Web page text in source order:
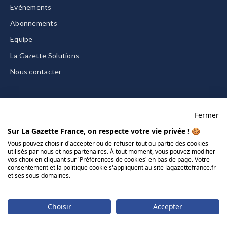
Evénements
Abonnements
Equipe
La Gazette Solutions
Nous contacter
CGU/CGV
Données personnelles
Charte sur les cookies
© 2026 La Gazette France
Fermer
Sur La Gazette France, on respecte votre vie privée ! 🍪
Vous pouvez choisir d'accepter ou de refuser tout ou partie des cookies
utilisés par nous et nos partenaires. À tout moment, vous pouvez modifier
vos choix en cliquant sur 'Préférences de cookies' en bas de page. Votre
consentement et la politique cookie s'appliquent au site lagazettefrance.fr
et ses sous-domaines.
Choisir Accepter